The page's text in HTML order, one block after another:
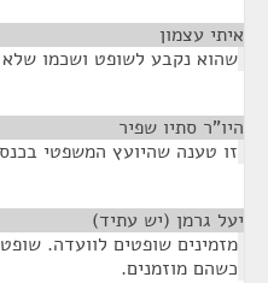
איתי עצמון
שהוא נקבע לשופט ושכמו
היו"ר סתיו שפיר
זו טענה שהיועץ המשפטי
יעל גרמן (יש עתיד)
מזמינים שופטים לוועדה.
כשהם מוזמנים.